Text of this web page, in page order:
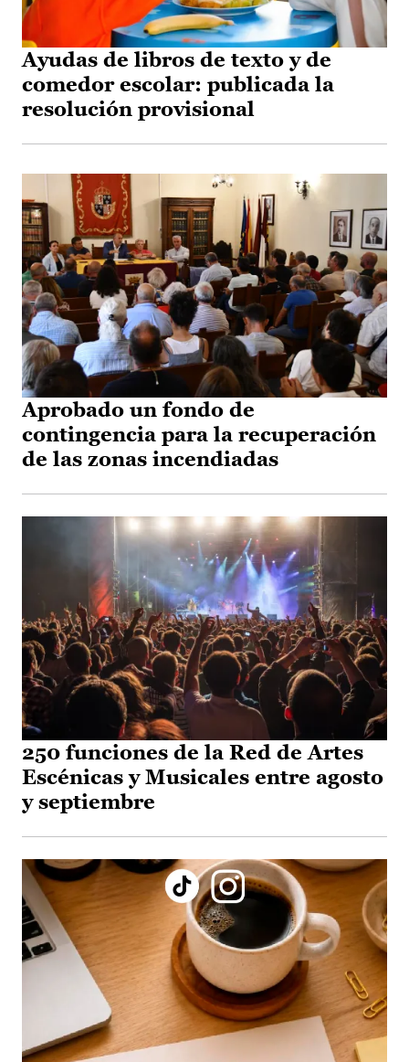
Ayudas de libros de texto y de
comedor escolar: publicada la
resolución provisional
Aprobado un fondo de
contingencia para la recuperación
de las zonas incendiadas
250 funciones de la Red de Artes
Escénicas y Musicales entre agosto
y septiembre